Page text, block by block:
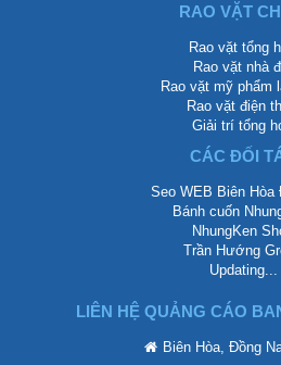
RAO VẶT
Rao vặt tổng
Rao vặt nhà
Rao vặt mỹ phẩm
Rao vặt điện
Giải trí tổng
CÁC ĐỐI
Seo WEB Biên Hòa
Bánh cuốn
NhungKen
Trần Hướng
Updating...
LIÊN HỆ QUẢNG CÁO
Biên Hòa, Đồng